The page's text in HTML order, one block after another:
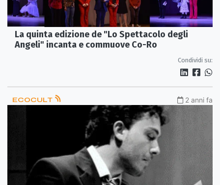
La quinta edizione de "Lo Spettacolo degli
Angeli" incanta e commuove Co-Ro
Condividi su:
ECOCULT 2 anni fa